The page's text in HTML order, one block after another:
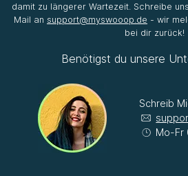
damit zu längerer Wartezeit. Schreibe
Mail an support@myswooop.de - wir
bei dir zurück!
Benötigst du unsere
Schreib
Mo-Fr